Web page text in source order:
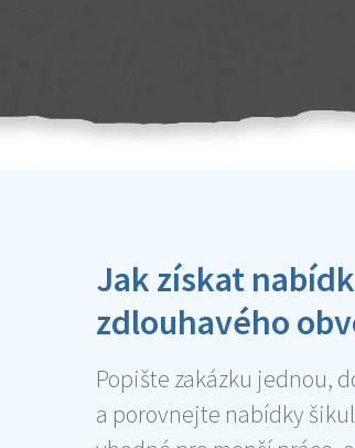
Jak získat
zdlouhavého
Popište zakázku jednou,
a porovnejte nabídky